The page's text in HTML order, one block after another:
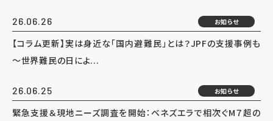
26.06.26 お知らせ
【コラム更新】実は身近な「国内避難民」とは？JPFの支援事例も
～世界難民の日によ...
26.06.25 お知らせ
緊急支援＆現地ニーズ調査を開始：ベネズエラで相次ぐM７超の